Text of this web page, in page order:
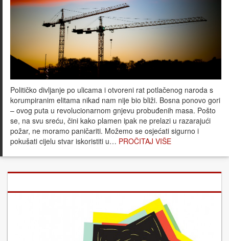
Političko divljanje po ulicama i otvoreni rat potlačenog naroda s
korumpiranim elitama nikad nam nije bio bliži. Bosna ponovo gori
– ovog puta u revolucionarnom gnjevu probuđenih masa. Pošto
se, na svu sreću, čini kako plamen ipak ne prelazi u razarajući
požar, ne moramo paničariti. Možemo se osjećati sigurno i
pokušati cijelu stvar iskoristiti u… PROČITAJ VIŠE